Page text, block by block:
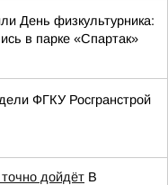
День физкультурника:
в парке «Спартак»
ФГКУ Росгранстрой
дойдёт В